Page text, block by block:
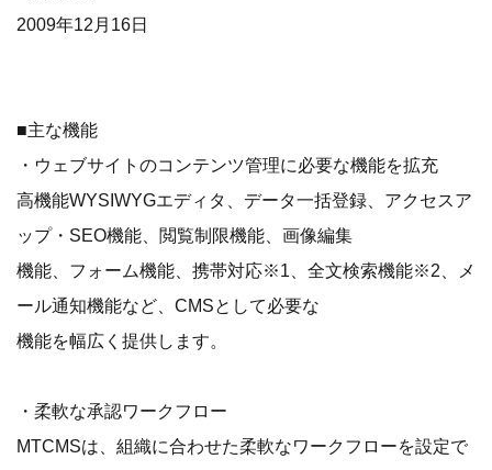
2009年12月16日
■主な機能
・ウェブサイトのコンテンツ管理に必要な機能を拡充
高機能WYSIWYGエディタ、データ一括登録、アクセスア
ップ・SEO機能、閲覧制限機能、画像編集
機能、フォーム機能、携帯対応※1、全文検索機能※2、メ
ール通知機能など、CMSとして必要な
機能を幅広く提供します。
・柔軟な承認ワークフロー
MTCMSは、組織に合わせた柔軟なワークフローを設定で